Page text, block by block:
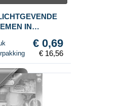
IN
€ 0,69
€ 16,56